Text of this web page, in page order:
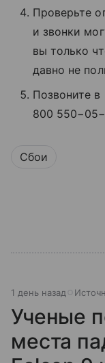
Проверьте
и звонки
вы только
давно не
Позвоните
800
Сбои
1 день назад
Ученые
места